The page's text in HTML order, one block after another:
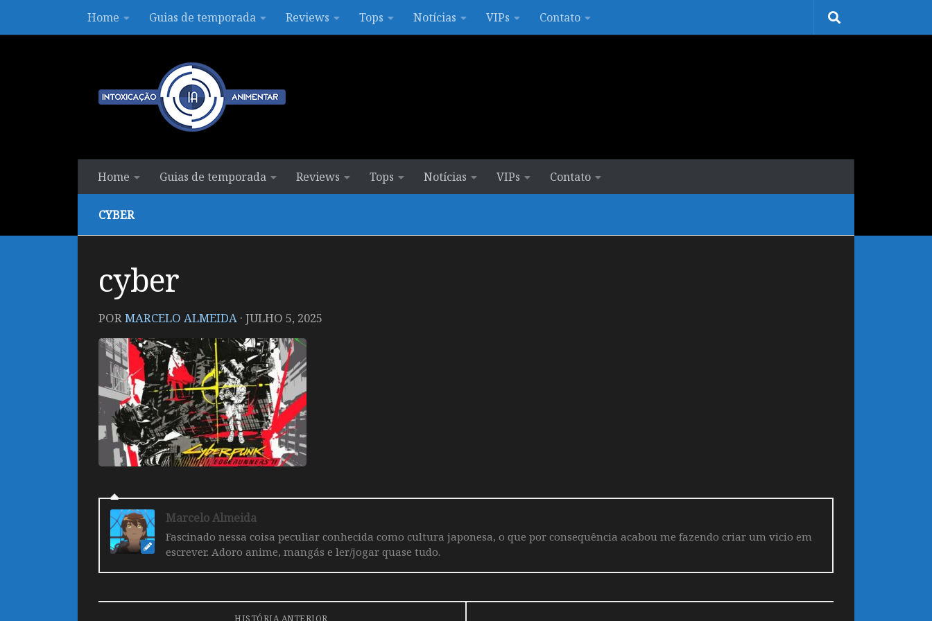
Skip to contentHome Guias de temporada Reviews Tops Notícias VIPs Contato
Home Guias de temporada Reviews Tops Notícias VIPs Contato
CYBER
cyber
PORMARCELO ALMEIDA · JULHO 5, 2025
Marcelo Almeida
Fascinado nessa coisa peculiar conhecida como cultura japonesa, o que por consequência acabou me fazendo criar um vicio em
escrever. Adoro anime, mangás e ler/jogar quase tudo.
HISTÓRIA ANTERIOR